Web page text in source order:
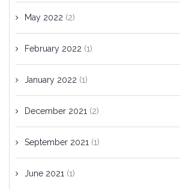
May 2022 (2)
February 2022 (1)
January 2022 (1)
December 2021 (2)
September 2021 (1)
June 2021 (1)